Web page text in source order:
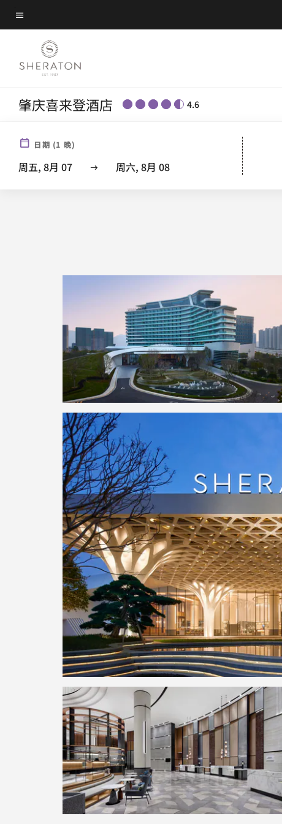
Skip
to
content
菜单文本
肇庆喜来登酒店 4.6
日期 (1 晚)
周五, 8月 07 周六, 8月 08